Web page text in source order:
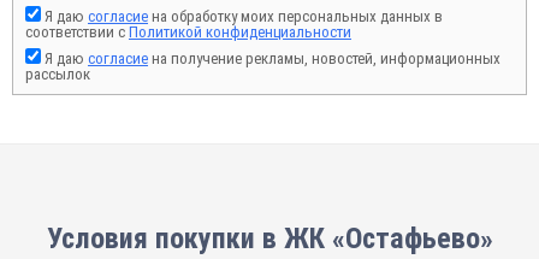
Я даю согласие на обработку моих персональных данных в
соответствии с Политикой конфиденциальности
Я даю согласие на получение рекламы, новостей, информационных
рассылок
Условия покупки в ЖК «Остафьево»